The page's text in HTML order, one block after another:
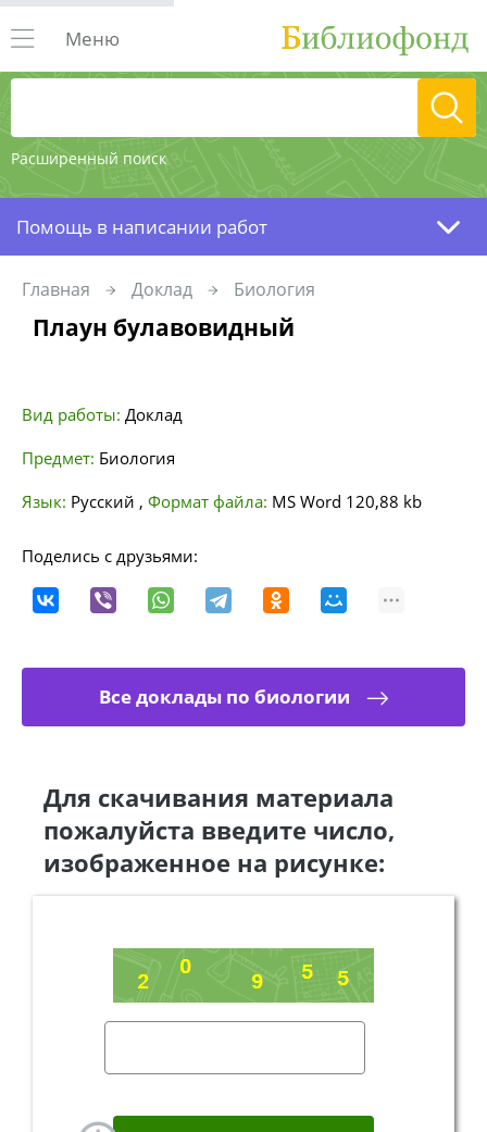
Расширенный поиск
Меню
Помощь в написании работ
Главная Доклад Биология
Плаун булавовидный
Вид работы: Доклад
Предмет: Биология
Язык: Русский , Формат файла: MS Word 120,88 kb
Поделись с друзьями:
Все доклады по биологии
Для скачивания материала
пожалуйста введите число,
изображенное на рисунке: